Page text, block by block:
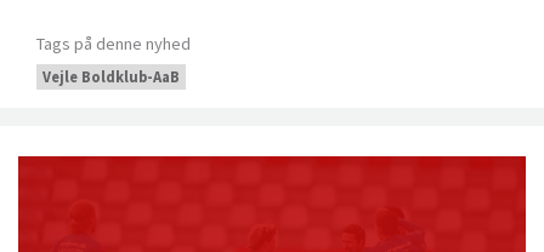
Tags på denne nyhed
Vejle Boldklub-AaB